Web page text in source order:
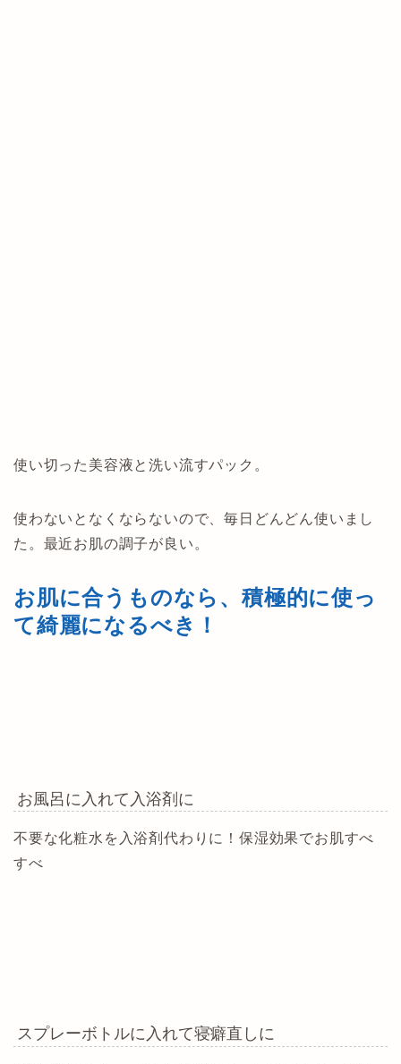
使い切った美容液と洗い流すパック。
使わないとなくならないので、毎日どんどん使いまし
た。最近お肌の調子が良い。
お肌に合うものなら、積極的に使っ
て綺麗になるべき！
お風呂に入れて入浴剤に
不要な化粧水を入浴剤代わりに！保湿効果でお肌すべ
すべ
スプレーボトルに入れて寝癖直しに